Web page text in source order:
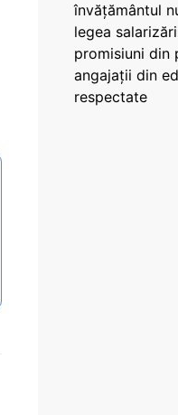
învățământul
legea
promisiuni din
angajații din
respectate